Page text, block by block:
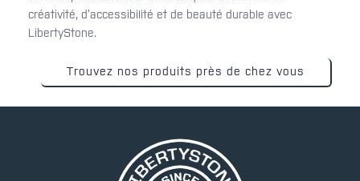
créativité, d’accessibilité et de beauté durable avec
LibertyStone.
Trouvez nos produits près de chez vous